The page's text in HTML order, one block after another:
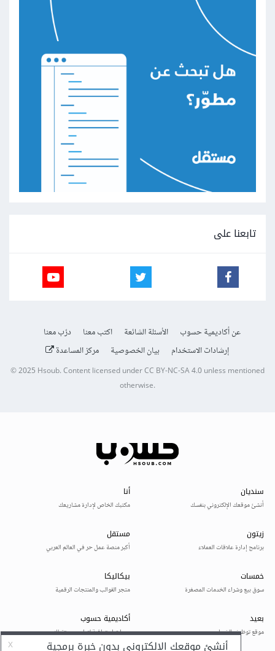
تابعنا على
عن أكاديمية حسوب الأسئلة الشائعة اكتب معنا
درّب معنا
إرشادات الاستخدام
بيان الخصوصية مركز المساعدة
© 2025Hsoub.Content licensed underCC BY-NC-SA 4.0unless mentioned
otherwise.